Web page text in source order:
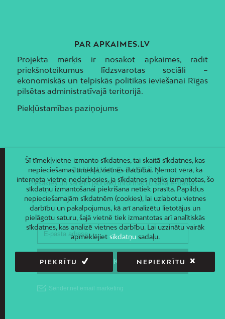
PAR APKAIMES.LV
Projekta mērķis ir nosakot apkaimes, radīt
priekšnoteikumus līdzsvarotas sociāli –
ekonomiskās un telpiskās politikas ieviešanai Rīgas
pilsētas administratīvajā teritorijā.
Piekļūstamības paziņojums
JAUNUMI E-PASTĀ
Piesakies un saņem jaunāko informāciju savā e-pastā!
Šī tīmekļvietne izmanto sīkdatnes, tai skaitā sīkdatnes, kas
nepieciešamas tīmekļa vietnes darbībai. Ņemot vērā, ka
interneta vietne nedarbosies, ja sīkdatnes netiks izmantotas, šo
sīkdatņu izmantošanai piekrišana netiek prasīta. Papildus
nepieciešamajām sīkdatnēm (cookies), lai uzlabotu vietnes
darbību un pakalpojumus, kā arī analizētu lietotājus un
pielāgotu saturu, šajā vietnē tiek izmantotas arī analītiskās
sīkdatnes, kas analizē vietnes darbību. Lai uzzinātu vairāk
apmeklējiet sīkdatņusadaļu.
PIEKRĪTU NEPIEKRĪTU